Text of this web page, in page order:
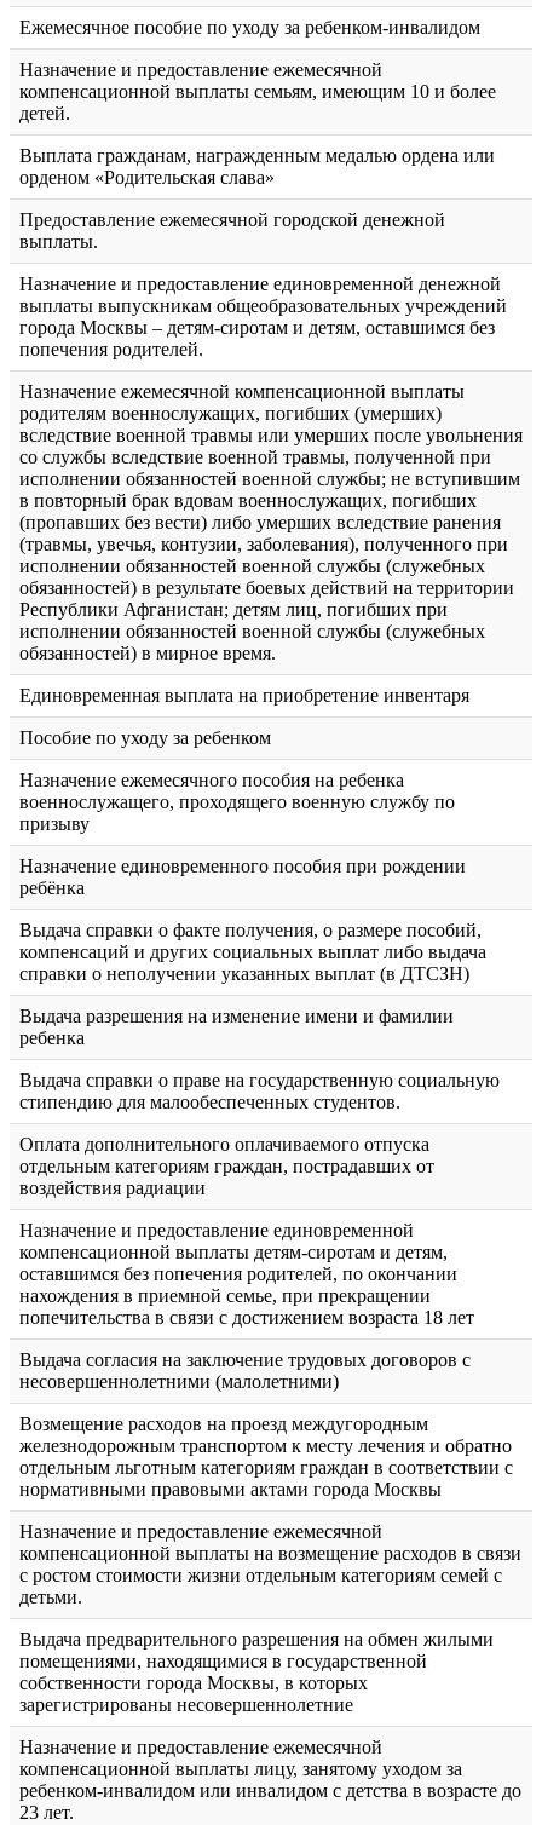
Ежемесячное пособие по уходу за ребенком-инвалидом
Назначение и предоставление ежемесячной
компенсационной выплаты семьям, имеющим 10 и более
детей.
Выплата гражданам, награжденным медалью ордена или
орденом «Родительская слава»
Предоставление ежемесячной городской денежной
выплаты.
Назначение и предоставление единовременной денежной
выплаты выпускникам общеобразовательных учреждений
города Москвы – детям-сиротам и детям, оставшимся без
попечения родителей.
Назначение ежемесячной компенсационной выплаты
родителям военнослужащих, погибших (умерших)
вследствие военной травмы или умерших после увольнения
со службы вследствие военной травмы, полученной при
исполнении обязанностей военной службы; не вступившим
в повторный брак вдовам военнослужащих, погибших
(пропавших без вести) либо умерших вследствие ранения
(травмы, увечья, контузии, заболевания), полученного при
исполнении обязанностей военной службы (служебных
обязанностей) в результате боевых действий на территории
Республики Афганистан; детям лиц, погибших при
исполнении обязанностей военной службы (служебных
обязанностей) в мирное время.
Единовременная выплата на приобретение инвентаря
Пособие по уходу за ребенком
Назначение ежемесячного пособия на ребенка
военнослужащего, проходящего военную службу по
призыву
Назначение единовременного пособия при рождении
ребёнка
Выдача справки о факте получения, о размере пособий,
компенсаций и других социальных выплат либо выдача
справки о неполучении указанных выплат (в ДТСЗН)
Выдача разрешения на изменение имени и фамилии
ребенка
Выдача справки о праве на государственную социальную
стипендию для малообеспеченных студентов.
Оплата дополнительного оплачиваемого отпуска
отдельным категориям граждан, пострадавших от
воздействия радиации
Назначение и предоставление единовременной
компенсационной выплаты детям-сиротам и детям,
оставшимся без попечения родителей, по окончании
нахождения в приемной семье, при прекращении
попечительства в связи с достижением возраста 18 лет
Выдача согласия на заключение трудовых договоров с
несовершеннолетними (малолетними)
Возмещение расходов на проезд междугородным
железнодорожным транспортом к месту лечения и обратно
отдельным льготным категориям граждан в соответствии с
нормативными правовыми актами города Москвы
Назначение и предоставление ежемесячной
компенсационной выплаты на возмещение расходов в связи
с ростом стоимости жизни отдельным категориям семей с
детьми.
Выдача предварительного разрешения на обмен жилыми
помещениями, находящимися в государственной
собственности города Москвы, в которых
зарегистрированы несовершеннолетние
Назначение и предоставление ежемесячной
компенсационной выплаты лицу, занятому уходом за
ребенком-инвалидом или инвалидом с детства в возрасте до
23 лет.